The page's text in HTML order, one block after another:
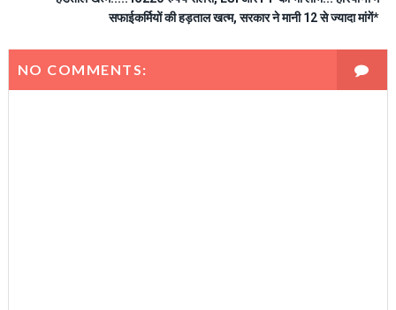
सफाईकर्मियों की हड़ताल खत्म, सरकार ने मानी 12 से ज्यादा मांगें*
NO COMMENTS: